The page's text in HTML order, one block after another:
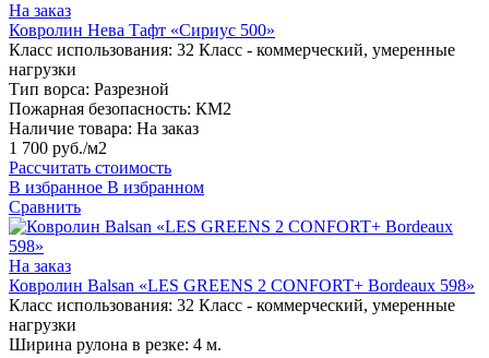
На заказ
Ковролин Нева Тафт «Сириус 500»
Класс использования: 32 Класс - коммерческий, умеренные
нагрузки
Тип ворса: Разрезной
Пожарная безопасность: КМ2
Наличие товара: На заказ
1 700 руб./м2
Рассчитать стоимость
В избранное В избранном
Сравнить
На заказ
Ковролин Balsan «LES GREENS 2 CONFORT+ Bordeaux 598»
Класс использования: 32 Класс - коммерческий, умеренные
нагрузки
Ширина рулона в резке: 4 м.